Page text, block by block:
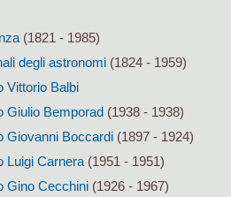
(1821 - 1985)
degli astronomi(1824 - 1959)
Vittorio Balbi
Giulio Bemporad (1938 - 1938)
Giovanni Boccardi (1897 - 1924)
Luigi Carnera (1951 - 1951)
Gino Cecchini (1926 - 1967)